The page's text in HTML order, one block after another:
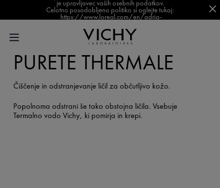
je upravljavec vaših osebnih podatkov.
Celotno posodobljeno politiko si oglejte tukaj:
https://www.loreal.com/en/adria-
PURETÉ THERMALE
Čiščenje in odstranjevanje ličil za občutljivo kožo.
Popolnoma odstrani še tako obstojna ličila. Vsebuje
Termalno vodo Vichy, ki pomirja in krepi.